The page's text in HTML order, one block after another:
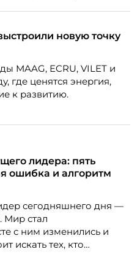
сокращения
а для внешнего
о возможных
увольнения
который
работодателя.
новую точку
MAAG, ECRU, VILET и
где ценятся энергия,
к развитию.
лидера: пять
ошибка и алгоритм
сегодняшнего дня —
Мир стал
с ним изменились и
искать тех, кто